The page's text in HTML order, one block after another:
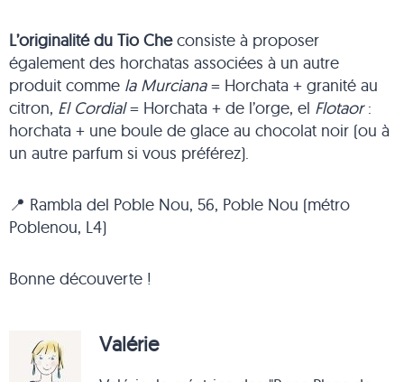
L’originalité du Tio Checonsiste à proposer
également des horchatas associées à un autre
produit comme la Murciana= Horchata + granité au
citron, El Cordial= Horchata + de l’orge, el Flotaor:
horchata + une boule de glace au chocolat noir (ou à
un autre parfum si vous préférez).
📍 Rambla del Poble Nou, 56, Poble Nou (métro
Poblenou, L4)
Bonne découverte !
Valérie